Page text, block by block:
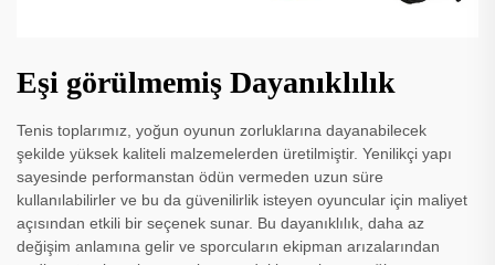
Eşi görülmemiş Dayanıklılık
Tenis toplarımız, yoğun oyunun zorluklarına dayanabilecek
şekilde yüksek kaliteli malzemelerden üretilmiştir. Yenilikçi yapı
sayesinde performanstan ödün vermeden uzun süre
kullanılabilirler ve bu da güvenilirlik isteyen oyuncular için maliyet
açısından etkili bir seçenek sunar. Bu dayanıklılık, daha az
değişim anlamına gelir ve sporcuların ekipman arızalarından